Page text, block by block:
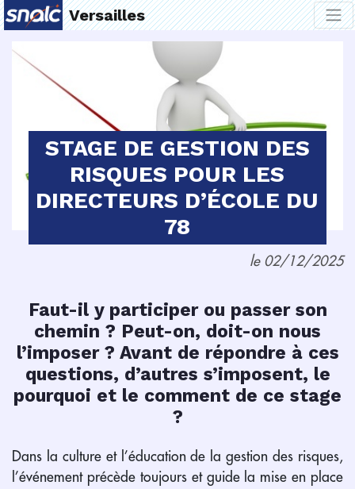
Versailles
STAGE DE GESTION DES
RISQUES POUR LES
DIRECTEURS D’ÉCOLE DU
78
le 02/12/2025
Faut-il y participer ou passer son
chemin ? Peut-on, doit-on nous
l’imposer ? Avant de répondre à ces
questions, d’autres s’imposent, le
pourquoi et le comment de ce stage
?
Dans la culture et l’éducation de la gestion des risques,
l’événement précède toujours et guide la mise en place